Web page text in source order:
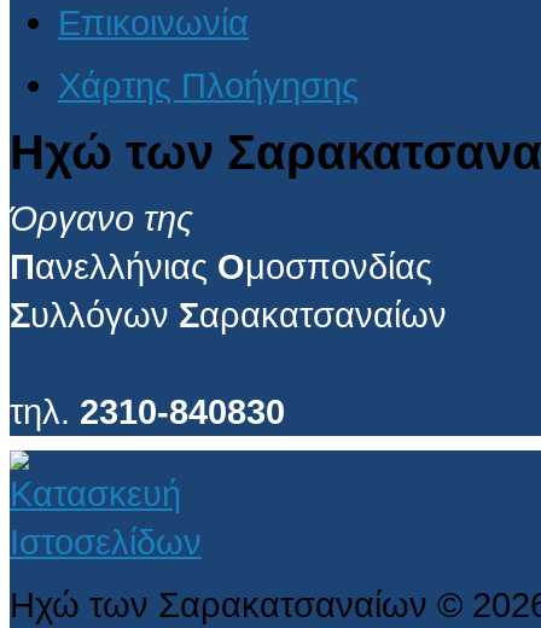
Επικοινωνία
Χάρτης Πλοήγησης
Ηχώ των
Όργανο της
Πανελλήνιας Ομοσπονδίας
Συλλόγων Σαρακατσαναίων
τηλ. 2310-840830
Ηχώ των Σαρακατσαναίων ©